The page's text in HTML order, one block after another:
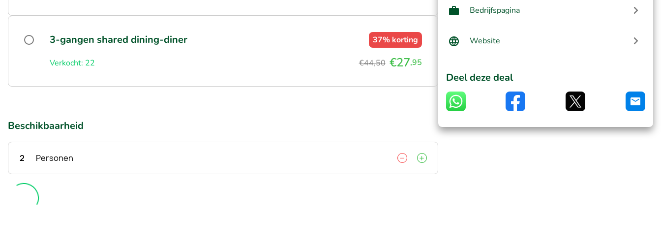
3-gangen shared dining-diner 37% korting
Verkocht: 22 €44,50 €27,95
Beschikbaarheid
2 Personen
Bedrijfspagina
Website
Deel deze deal